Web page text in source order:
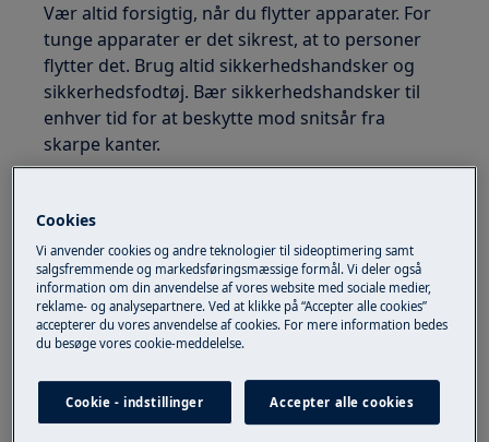
Vær altid forsigtig, når du flytter apparater. For
tunge apparater er det sikrest, at to personer
flytter det. Brug altid sikkerhedshandsker og
sikkerhedsfodtøj. Bær sikkerhedshandsker til
enhver tid for at beskytte mod snitsår fra
skarpe kanter.
ADVARSEL!RISIKO FOR ØJENSKADE
Brug sikkerhedsbriller, hvis du udfører
Cookies
Vi anvender cookies og andre teknologier til sideoptimering samt
salgsfremmende og markedsføringsmæssige formål. Vi deler også
information om din anvendelse af vores website med sociale medier,
reklame- og analysepartnere. Ved at klikke på “Accepter alle cookies”
accepterer du vores anvendelse af cookies. For mere information bedes
du besøge vores cookie-meddelelse.
Cookie - indstillinger Accepter alle cookies